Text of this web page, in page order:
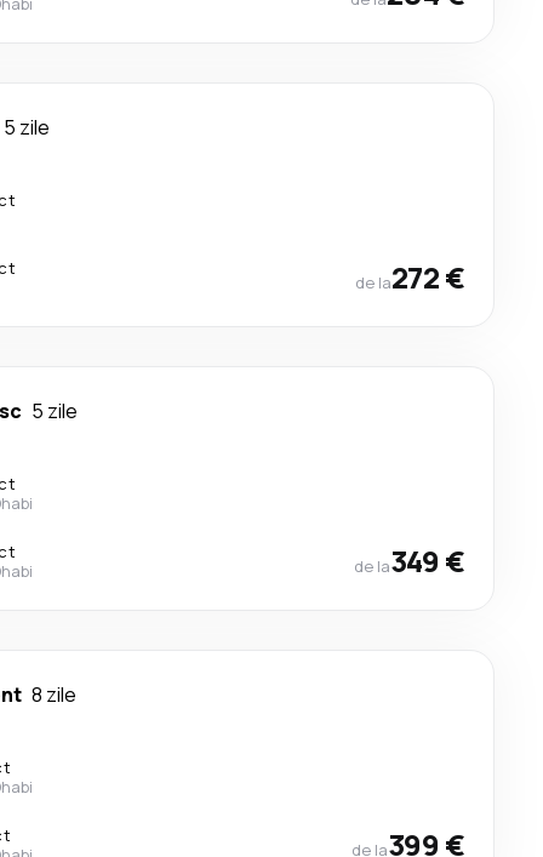
5 zile
de la272 €
5 zile
de la349 €
8 zile
de la399 €